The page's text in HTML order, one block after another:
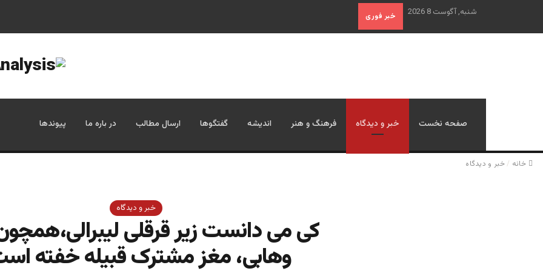
شنبه, آگوست 8 2026 خبر فوری
صفحه نخست خبر و دیدگاه فرهنگ و هنر اندیشه گفتگوها ارسال مطالب در باره ما پیوندها
خانه /خبر و دیدگاه
خبر و دیدگاه
کی می دانست زیر قرقلی
وهابی، مغز مشترک قبیله خفته